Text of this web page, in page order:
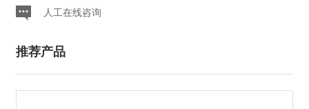
人工在线咨询
推荐产品